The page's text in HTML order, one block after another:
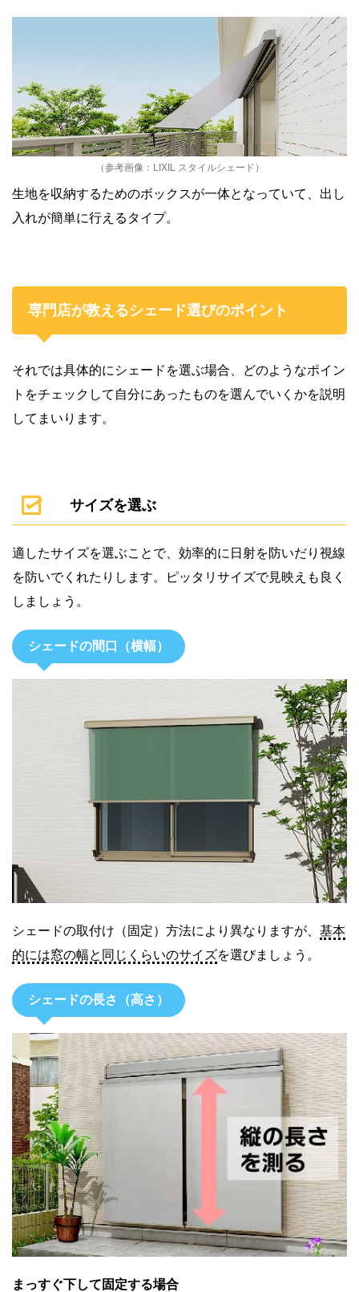
（参考画像：LIXIL スタイルシェード）
生地を収納するためのボックスが一体となっていて、出し
入れが簡単に行えるタイプ。
専門店が教えるシェード選びのポイント
それでは具体的にシェードを選ぶ場合、どのようなポイン
トをチェックして自分にあったものを選んでいくかを説明
してまいります。
サイズを選ぶ
適したサイズを選ぶことで、効率的に日射を防いだり視線
を防いでくれたりします。ピッタリサイズで見映えも良く
しましょう。
シェードの間口（横幅）
シェードの取付け（固定）方法により異なりますが、 基本
的には窓の幅と同じくらいのサイズを選びましょう。
シェードの長さ（高さ）
まっすぐ下して固定する場合